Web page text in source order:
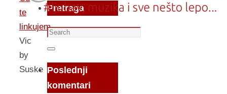
te
linkujem...
Vic
by
Suske
Pretraga
Search
for:
Search
Poslednji
komentari